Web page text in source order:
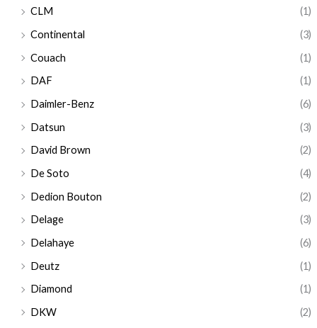
CLM
(1)
Continental
(3)
Couach
(1)
DAF
(1)
Daimler-Benz
(6)
Datsun
(3)
David Brown
(2)
De Soto
(4)
Dedion Bouton
(2)
Delage
(3)
Delahaye
(6)
Deutz
(1)
Diamond
(1)
DKW
(2)